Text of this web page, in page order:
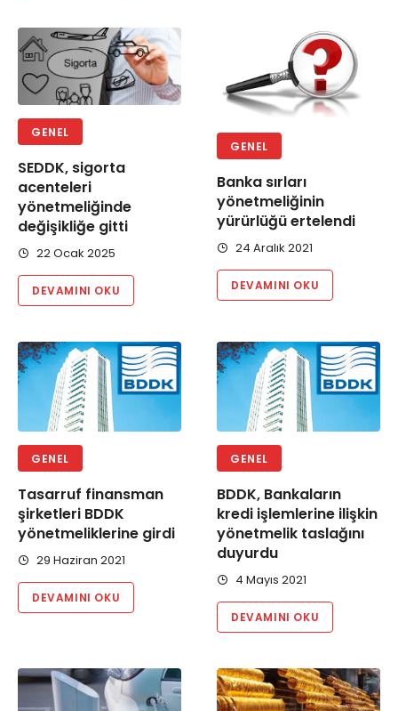
GENEL
SEDDK, sigorta
acenteleri
yönetmeliğinde
değişikliğe gitti
22 Ocak 2025
DEVAMINI OKU
GENEL
Banka sırları
yönetmeliğinin
yürürlüğü ertelendi
24 Aralık 2021
DEVAMINI OKU
GENEL
Tasarruf finansman
şirketleri BDDK
yönetmeliklerine girdi
29 Haziran 2021
DEVAMINI OKU
GENEL
BDDK, Bankaların
kredi işlemlerine ilişkin
yönetmelik taslağını
duyurdu
4 Mayıs 2021
DEVAMINI OKU